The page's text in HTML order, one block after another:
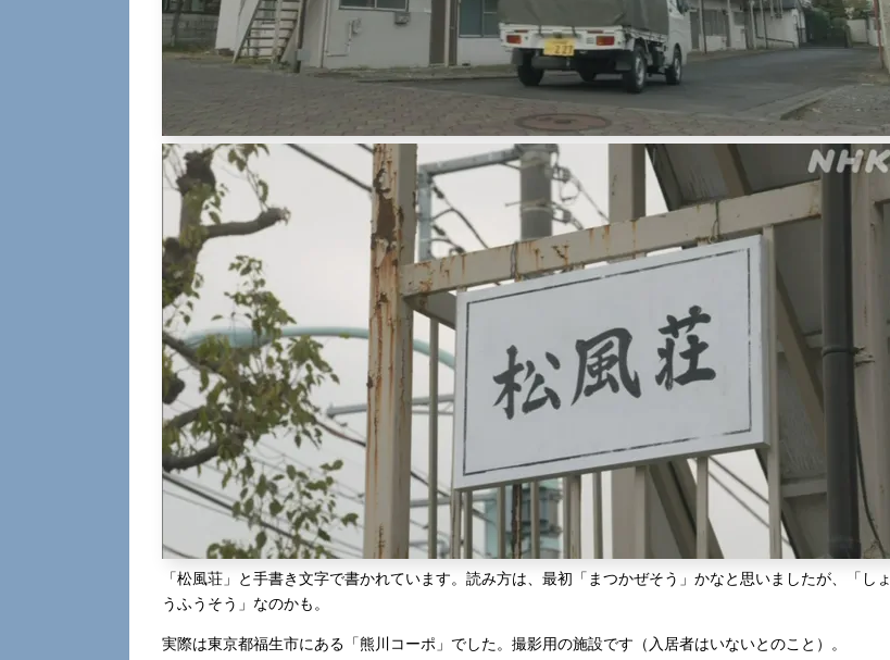
「松風荘」と手書き文字で書かれています。読み方は、最初「まつかぜそう」かなと思いましたが、「しょ
うふうそう」なのかも。
実際は東京都福生市にある「熊川コーポ」でした。撮影用の施設です（入居者はいないとのこと）。